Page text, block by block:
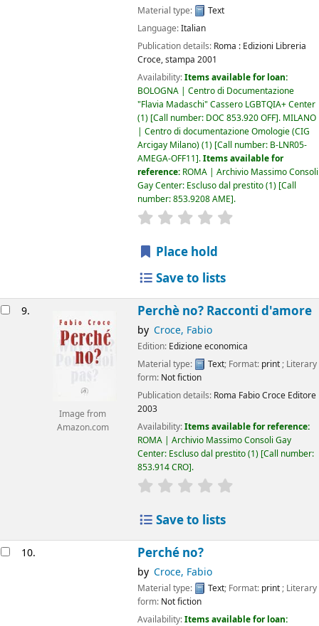
Material type:
Text
Language:Italian
Publication details: Roma : Edizioni Libreria
Croce,stampa 2001
Availability:Items available for loan:
BOLOGNA | Centro di Documentazione
"Flavia Madaschi" Cassero LGBTQIA+ Center
(1) Call number: DOC 853.920 OFF . MILANO
| Centro di documentazione Omologie (CIG
Arcigay Milano)(1) Call number: B-LNR05-
AMEGA-OFF11 .Items available for
reference: ROMA | Archivio Massimo Consoli
Gay Center: Escluso dal prestito(1) Call
number:853.9208 AME .
star rating
Place hold
Save to lists
9.
Image from
Amazon.com
Perchè no? Racconti d'amore
by Croce, Fabio
Edition: Edizione economica
Material type:
Text; Format: print; Literary
form: Not fiction
Publication details: Roma Fabio Croce Editore
2003
Availability:Items available for reference:
ROMA | Archivio Massimo Consoli Gay
Center: Escluso dal prestito(1) Call number:
853.914 CRO .
star rating
Save to lists
10. Perché no?
by Croce, Fabio
Material type: Text; Format: print ; Literary
form: Not fiction
Availability:Items available for loan: